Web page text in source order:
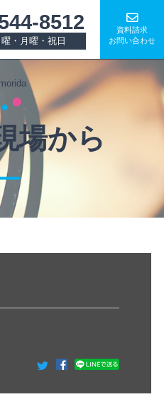
8512
・月曜・祝日
資料請求
お問い合わせ
場から